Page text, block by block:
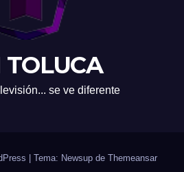
se ve diferente
Tema: Newsup de Themeansar